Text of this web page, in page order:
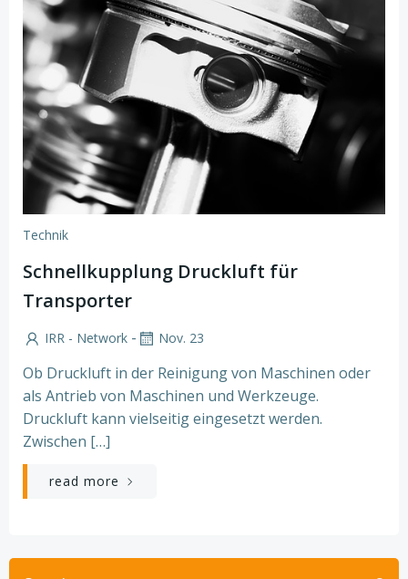
Technik
Schnellkupplung Druckluft für
Transporter
IRR - Network - Nov. 23
Ob Druckluft in der Reinigung von Maschinen oder
als Antrieb von Maschinen und Werkzeuge.
Druckluft kann vielseitig eingesetzt werden.
Zwischen […]
read more
Search